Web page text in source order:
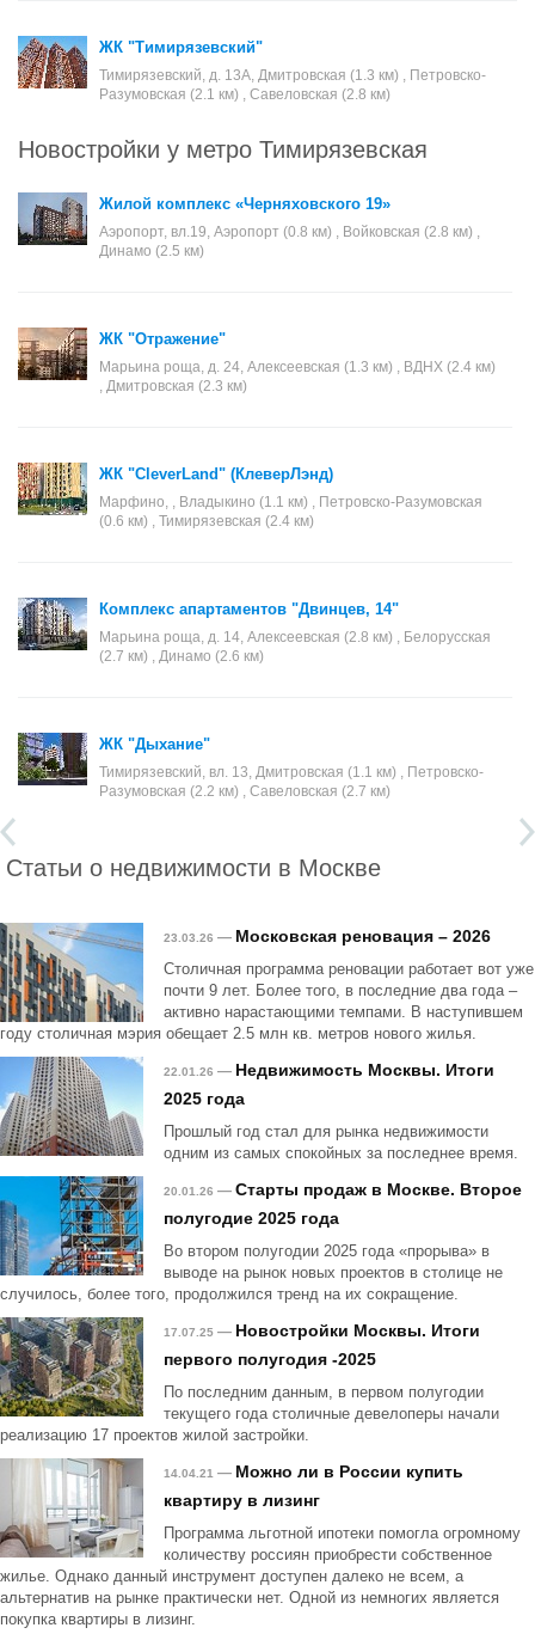
ЖК "Тимирязевский"
Тимирязевский, д. 13А, Дмитровская (1.3 км) , Петровско-
Разумовская (2.1 км) , Савеловская (2.8 км)
Новостройки у метро Тимирязевская
Жилой комплекс «Черняховского 19»
Аэропорт, вл.19, Аэропорт (0.8 км) , Войковская (2.8 км) ,
Динамо (2.5 км)
ЖК "Отражение"
Марьина роща, д. 24, Алексеевская (1.3 км) , ВДНХ (2.4 км)
, Дмитровская (2.3 км)
ЖК "CleverLand" (КлеверЛэнд)
Марфино, , Владыкино (1.1 км) , Петровско-Разумовская
(0.6 км) , Тимирязевская (2.4 км)
Комплекс апартаментов "Двинцев, 14"
Марьина роща, д. 14, Алексеевская (2.8 км) , Белорусская
(2.7 км) , Динамо (2.6 км)
ЖК "Дыхание"
Тимирязевский, вл. 13, Дмитровская (1.1 км) , Петровско-
Разумовская (2.2 км) , Савеловская (2.7 км)
Статьи о недвижимости в Москве
23.03.26 — Московская реновация – 2026
Столичная программа реновации работает вот уже
почти 9 лет. Более того, в последние два года –
активно нарастающими темпами. В наступившем
году столичная мэрия обещает 2.5 млн кв. метров нового жилья.
22.01.26 — Недвижимость Москвы. Итоги
2025 года
Прошлый год стал для рынка недвижимости
одним из самых спокойных за последнее время.
20.01.26 — Старты продаж в Москве. Второе
полугодие 2025 года
Во втором полугодии 2025 года «прорыва» в
выводе на рынок новых проектов в столице не
случилось, более того, продолжился тренд на их сокращение.
17.07.25 — Новостройки Москвы. Итоги
первого полугодия -2025
По последним данным, в первом полугодии
текущего года столичные девелоперы начали
реализацию 17 проектов жилой застройки.
14.04.21 — Можно ли в России купить
квартиру в лизинг
Программа льготной ипотеки помогла огромному
количеству россиян приобрести собственное
жилье. Однако данный инструмент доступен далеко не всем, а
альтернатив на рынке практически нет. Одной из немногих является
покупка квартиры в лизинг.